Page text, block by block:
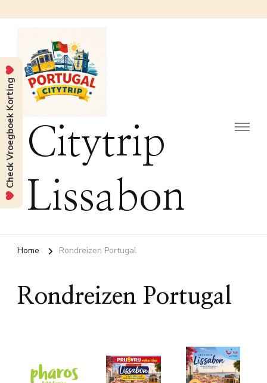
Citytrip
Lissabon
Home Rondreizen Portugal
Rondreizen Portugal
Check Vroegboek Korting